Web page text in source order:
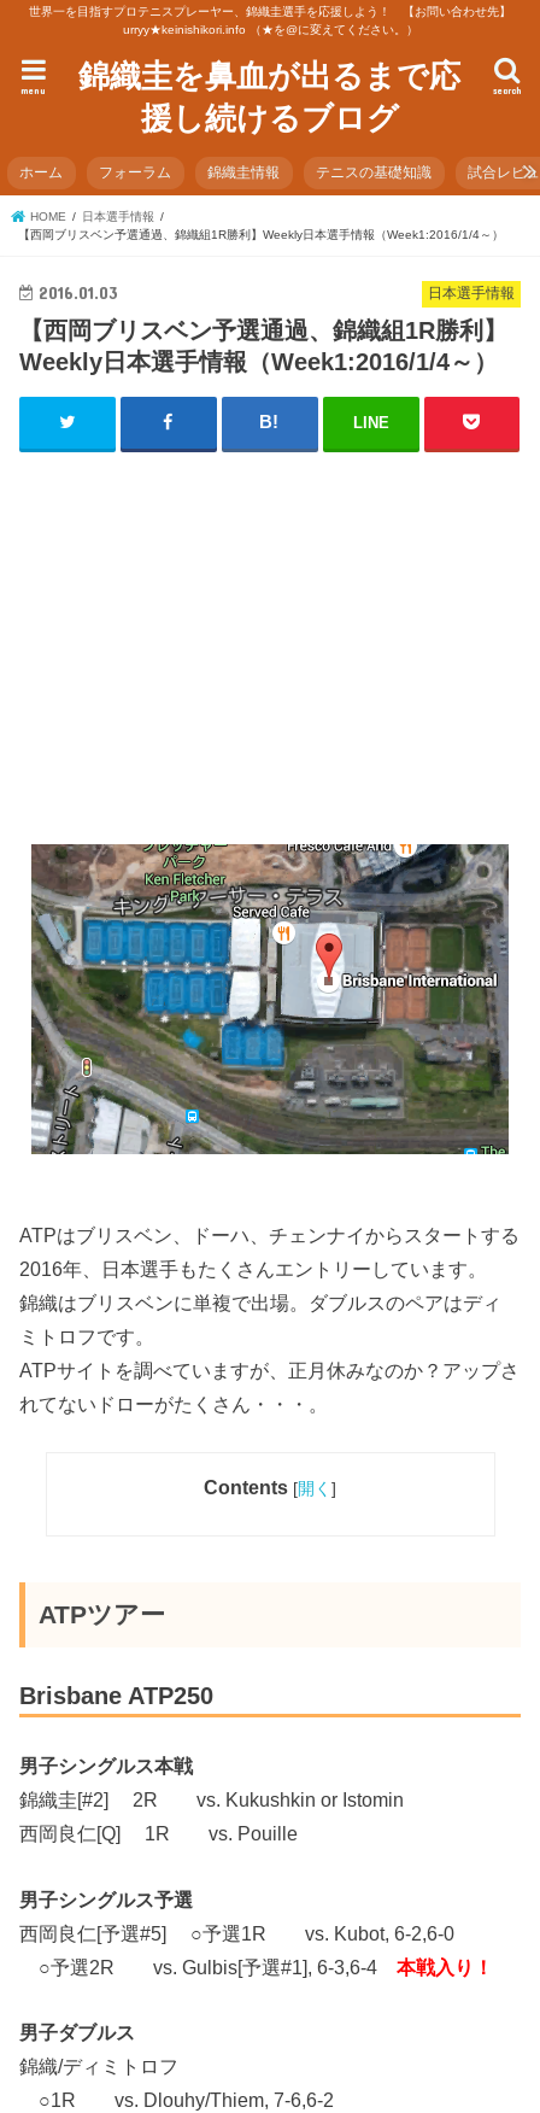
世界一を目指すプロテニスプレーヤー、錦織圭選手を応援しよう！ 【お問い合わせ先】
urryy★keinishikori.info （★を@に変えてください。）
錦織圭を鼻血が出るまで応
援し続けるブログ
search
menu
ホーム フォーラム 錦織圭情報 テニスの基礎知識 試合レビ
HOME
日本選手情報
【西岡ブリスベン予選通過、錦織組1R勝利】Weekly日本選手情報（Week1:2016/1/4～）
日本選手情報
2016.01.03
【西岡ブリスベン予選通過、錦織組1R勝利】
Weekly日本選手情報（Week1:2016/1/4～）
LINE
ATPはブリスベン、ドーハ、チェンナイからスタートする
2016年、日本選手もたくさんエントリーしています。
錦織はブリスベンに単複で出場。ダブルスのペアはディ
ミトロフです。
ATPサイトを調べていますが、正月休みなのか？アップさ
れてないドローがたくさん・・・。
Contents [開く ]
ATPツアー
Brisbane ATP250
男子シングルス本戦
錦織圭[#2] 2R vs. Kukushkin or Istomin
西岡良仁[Q] 1R vs. Pouille
男子シングルス予選
西岡良仁[予選#5] ○予選1R vs. Kubot, 6-2,6-0
○予選2R vs. Gulbis[予選#1], 6-3,6-4本戦入り！
男子ダブルス
錦織/ディミトロフ
○1R vs. Dlouhy/Thiem, 7-6,6-2